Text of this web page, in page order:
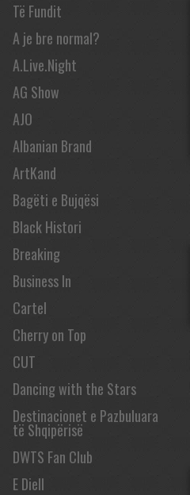
Të Fundit
A je bre normal?
A.Live.Night
AG Show
AJO
Albanian Brand
ArtKand
Bagëti e Bujqësi
Black Histori
Breaking
Business In
Cartel
Cherry on Top
CUT
Dancing with the Stars
Destinacionet e Pazbuluara
të Shqipërisë
DWTS Fan Club
E Diell